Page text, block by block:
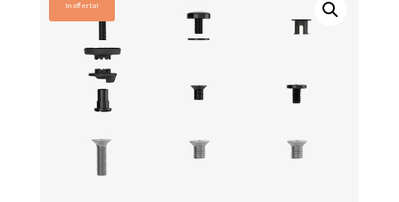
In offerta!